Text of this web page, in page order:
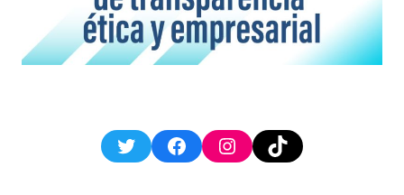
TwitterFacebookInstagram
TikTok